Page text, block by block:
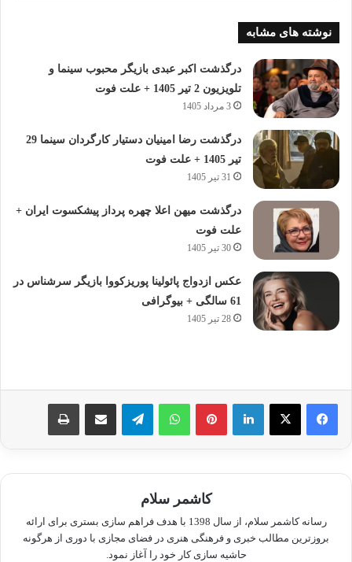
نوشته های مشابه
درگذشت اکبر عبدی بازیگر محبوب سینما و
تلویزیون 2 تیر 1405 + علت فوت
3 مرداد 1405
درگذشت رضا امینیان دستیار کارگردان سینما 29
تیر 1405 + علت فوت
31 تیر 1405
درگذشت میهن اعلا چهره پرداز پیشکسوت ایران +
علت فوت
30 تیر 1405
عکس ازدواج پائولینا پوریزکووا بازیگر سرشناس در
61 سالگی + بیوگرافی
28 تیر 1405
لینکدین پینترستواتس آپ تلگرام اشتراک گذاری از طریق ایمیل چاپ
کاشمر سلام
رسانه کاشمر سلام، از سال 1398 با هدف فراهم سازی بستری برای ارائه
بروزترین مطالب خبری و فرهنگی هنری در فضای مجازی با دوری از هرگونه
حاشیه سازی کار خود را آغاز نمود.